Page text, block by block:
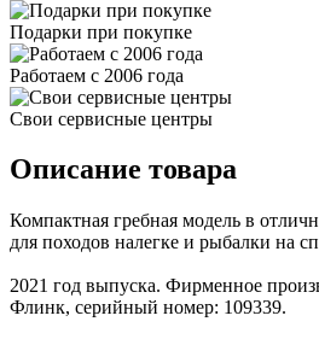
Подарки при покупке
Работаем с 2006 года
Свои сервисные центры
Описание товара
Компактная гребная модель в
для походов налегке и рыбалки на
2021 год выпуска. Фирменное
Флинк, серийный номер: 109339.